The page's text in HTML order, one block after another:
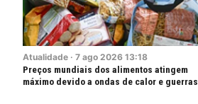
Atualidade · 7 ago 2026 13:18
Preços mundiais dos alimentos atingem
máximo devido a ondas de calor e guerras